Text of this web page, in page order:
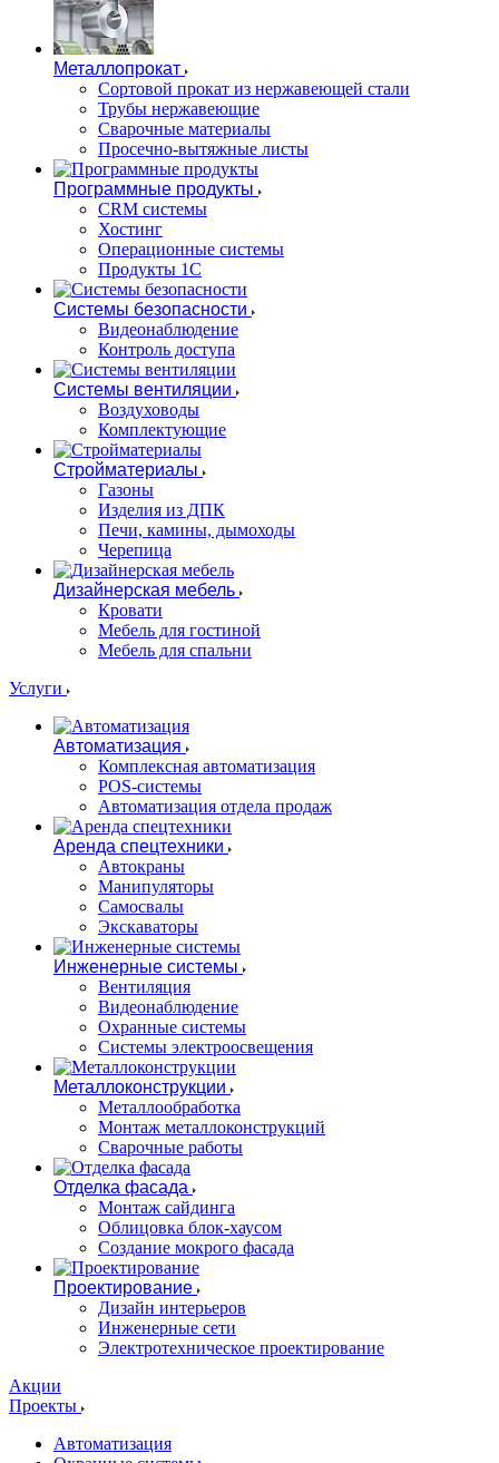
Металлопрокат
Сортовой прокат из нержавеющей стали
Трубы нержавеющие
Сварочные материалы
Просечно-вытяжные листы
Программные продукты
CRM системы
Хостинг
Операционные системы
Продукты 1С
Системы безопасности
Видеонаблюдение
Контроль доступа
Системы вентиляции
Воздуховоды
Комплектующие
Стройматериалы
Газоны
Изделия из ДПК
Печи, камины, дымоходы
Черепица
Дизайнерская мебель
Кровати
Мебель для гостиной
Мебель для спальни
Услуги
Автоматизация
Комплексная автоматизация
POS-системы
Автоматизация отдела продаж
Аренда спецтехники
Автокраны
Манипуляторы
Самосвалы
Экскаваторы
Инженерные системы
Вентиляция
Видеонаблюдение
Охранные системы
Системы электроосвещения
Металлоконструкции
Металлообработка
Монтаж металлоконструкций
Сварочные работы
Отделка фасада
Монтаж сайдинга
Облицовка блок-хаусом
Создание мокрого фасада
Проектирование
Дизайн интерьеров
Инженерные сети
Электротехническое проектирование
Акции
Проекты
Автоматизация